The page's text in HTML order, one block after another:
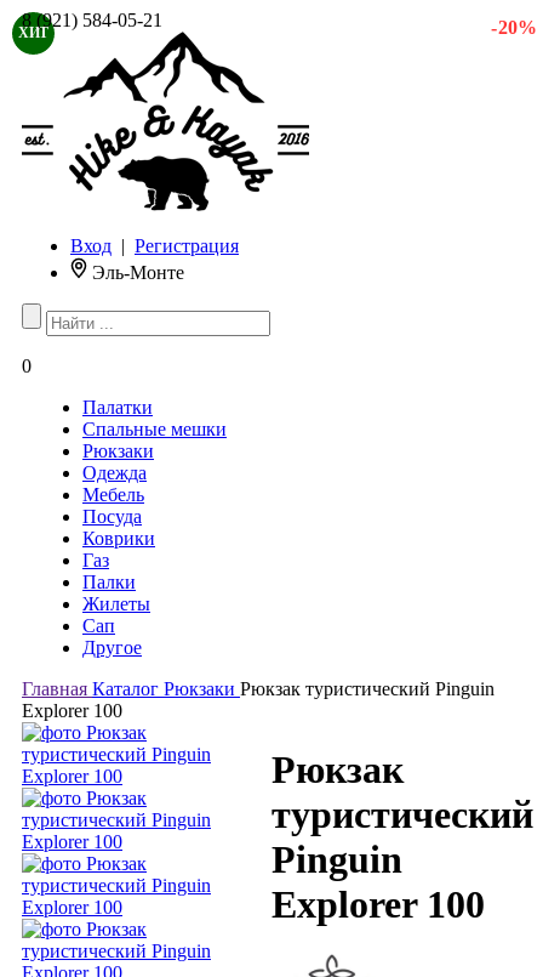
8 (921) 584-05-21
Вход | Регистрация
Эль-Монте
0
Палатки
Спальные мешки
Рюкзаки
Одежда
Мебель
Посуда
Коврики
Газ
Палки
Жилеты
Сап
Другое
Главная Каталог Рюкзаки Рюкзак туристический Pinguin
Explorer 100
ХИТ - 20 %
Рюкзак
туристический
Pinguin
Explorer 100